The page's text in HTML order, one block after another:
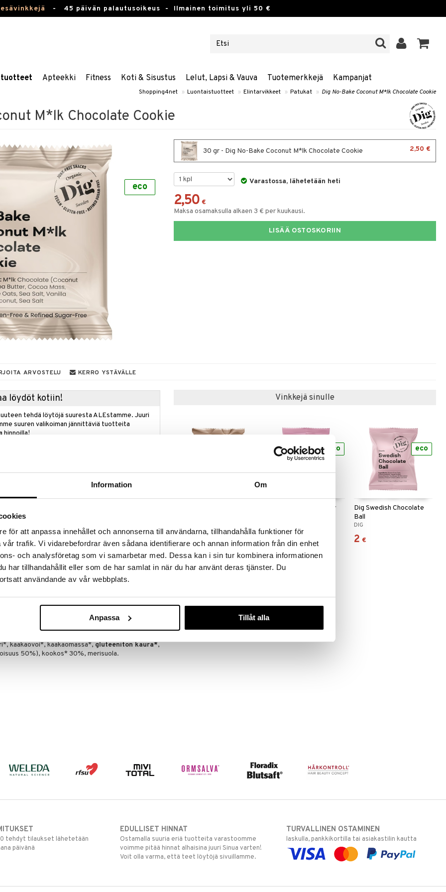
Information Om
för att anpassa innehållet och annonserna till användarna, tillhandahålla funktioner för
trafik. Vi vidarebefordrar även sådana identifierare och annan information från din enhet
och analysföretag som vi samarbetar med. Dessa kan i sin tur kombinera informationen
har tillhandahållit eller som de har samlat in när du har använt deras tjänster. Du
användande av vår webbplats.
Anpassa Tillåt alla
- 45 päivän palautusoikeus - Ilmainen toimitus yli 50 €
Apteekki Fitness Koti & Sisustus Lelut, Lapsi & Vauva Tuotemerkkejä Kampanjat
Shopping4net » Luontaistuotteet » Elintarvikkeet » Patukat » Dig No-Bake Coconut M*lk Chocolate Cookie
M*lk Chocolate Cookie
eco
30 gr - Dig No-Bake Coconut M*lk Chocolate Cookie 2,50 €
Varastossa, lähetetään heti
2,50 €
Maksa osamaksulla alkaen 3 € per kuukausi.
LISÄÄ OSTOSKORIIN
ARVOSTELU KERRO YSTÄVÄLLE
löydöt kotiin!
tehdä löytöjä suuresta ALEstamme. Juuri
suuren valikoiman jännittäviä tuotteita
hinnoilla!
suklaassa. Ja tämä autuaallinen kakku vie
samaan aikaan. Kermainen suklaa tuo esiin
merisuolaa ja vaniljaa parantaa koko kokemusta.
ja gluteenitonta.
kaakaovoi*, kaakaomassa*,gluteeniton kaura*,
50%), kookos* 30%, merisuola.
Vinkkejä sinulle
2,49 €
Dig No-Bake Rasberry
2,29 €
eco
Dig Swedish Chocolate
Ball
DIG
2 €
eco
tehdyt tilaukset lähetetään
päivänä
EDULLISET HINNAT
Ostamalla suuria eriä tuotteita varastoomme
voimme pitää hinnat alhaisina juuri Sinua varten!
Voit olla varma, että teet löytöjä sivuillamme.
TURVALLINEN OSTAMINEN
laskulla, pankkikortilla tai asiakastilin kautta